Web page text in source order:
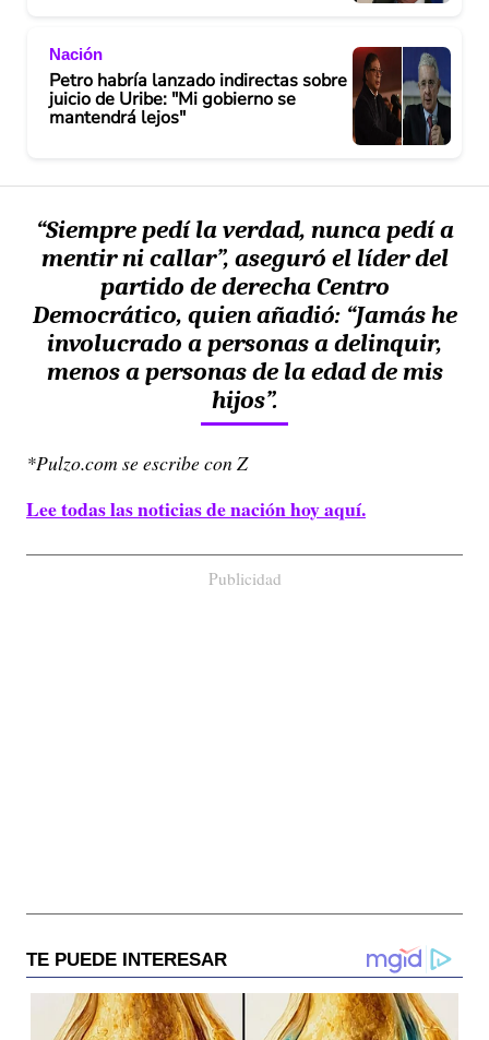
Nación
Petro habría lanzado indirectas sobre
juicio de Uribe: "Mi gobierno se
mantendrá lejos"
“Siempre pedí la verdad, nunca pedí a
mentir ni callar”, aseguró el líder del
partido de derecha Centro
Democrático, quien añadió:“Jamás he
involucrado a personas a delinquir,
menos a personas de la edad de mis
hijos”.
*Pulzo.com se escribe con Z
Lee todas las noticias de nación hoy aquí.
Publicidad